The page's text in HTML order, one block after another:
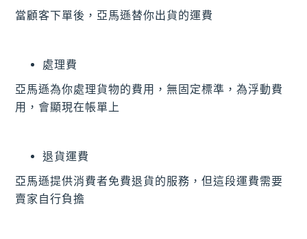
當顧客下單後，亞馬遜替你出貨的運費
處理費
亞馬遜為你處理貨物的費用，無固定標準，為浮動費
用，會顯現在帳單上
退貨運費
亞馬遜提供消費者免費退貨的服務，但這段運費需要
賣家自行負擔